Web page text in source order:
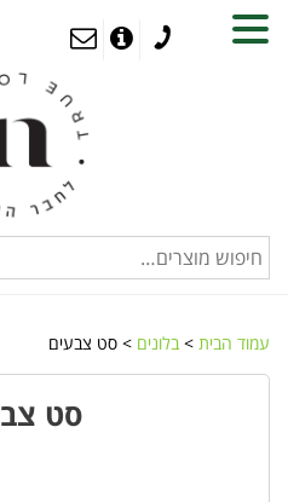
עמוד הבית >בלונים > סט צבעים
סט